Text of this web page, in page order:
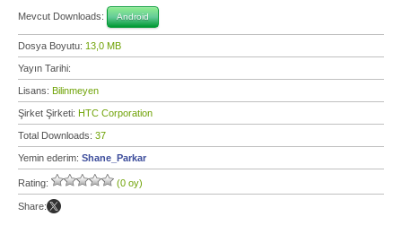
Mevcut Downloads: Android
Dosya Boyutu: 13,0 MB
Yayın Tarihi:
Lisans: Bilinmeyen
Şirket Şirketi: HTC Corporation
Total Downloads: 37
Yemin ederim: Shane_Parkar
Rating: (0 oy)
Share: